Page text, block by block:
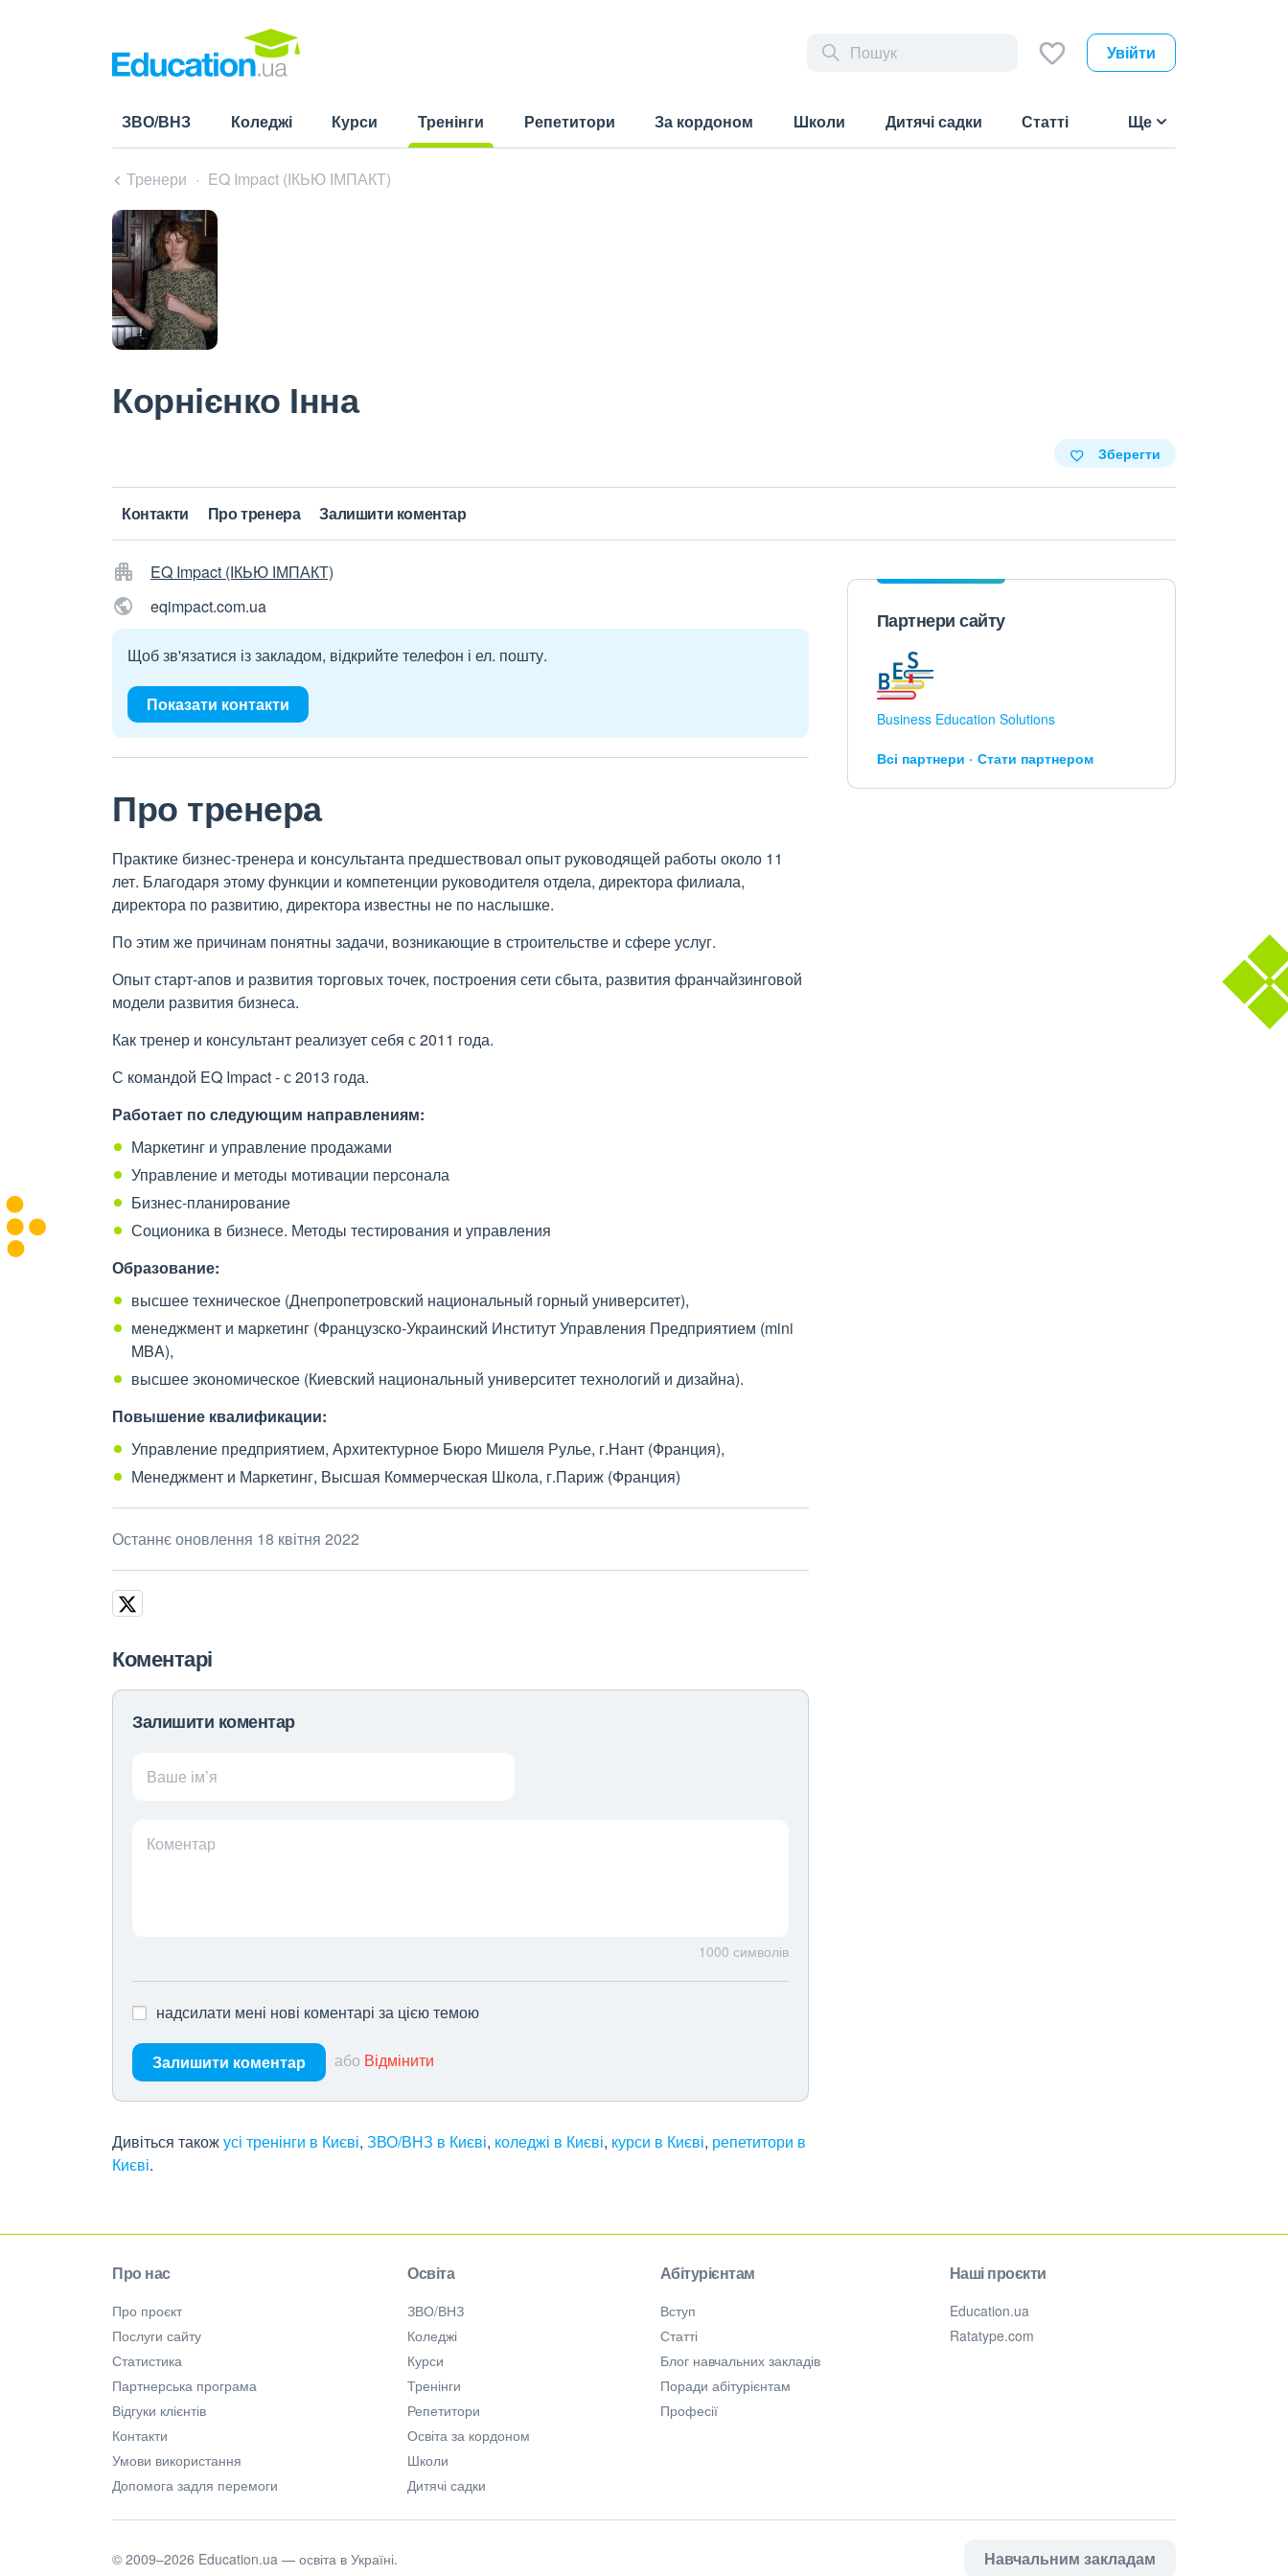
Увійти
ЗВО/ВНЗ Коледжі Курси
Тренінги
Репетитори За кордоном Школи Дитячі садки Статті Ще
Тренери EQ Impact (ІКЬЮ ІМПАКТ)
Корнієнко Інна
Зберегти
Контакти Про тренера Залишити коментар
EQ Impact (ІКЬЮ ІМПАКТ)
eqimpact.com.ua
Щоб зв'язатися із закладом, відкрийте телефон і ел. пошту.
Показати контакти
Про тренера
Практике бизнес-тренера и консультанта предшествовал опыт руководящей работы около 11
лет. Благодаря этому функции и компетенции руководителя отдела, директора филиала,
директора по развитию, директора известны не по наслышке.
По этим же причинам понятны задачи, возникающие в строительстве и сфере услуг.
Опыт старт-апов и развития торговых точек, построения сети сбыта, развития франчайзинговой
модели развития бизнеса.
Как тренер и консультант реализует себя с 2011 года.
С командой EQ Impact - с 2013 года.
Работает по следующим направлениям:
Маркетинг и управление продажами
Управление и методы мотивации персонала
Бизнес-планирование
Соционика в бизнесе. Методы тестирования и управления
Образование:
высшее техническое (Днепропетровский национальный горный университет),
менеджмент и маркетинг (Французско-Украинский Институт Управления Предприятием (mini
MBA),
высшее экономическое (Киевский национальный университет технологий и дизайна).
Повышение квалификации:
Управление предприятием, Архитектурное Бюро Мишеля Рулье, г.Нант (Франция),
Менеджмент и Маркетинг, Высшая Коммерческая Школа, г.Париж (Франция)
Останнє оновлення 18 квітня 2022
Коментарі
Залишити коментар
Ваше ім’я
Коментар
1000 символів
надсилати мені нові коментарі за цією темою
Залишити коментар або Відмінити
Дивіться такожусі тренінги в Києві, ЗВО/ВНЗ в Києві, коледжі в Києві, курси в Києві, репетитори в
Києві.
Партнери сайту
Business Education Solutions
Всі партнери Стати партнером
Про нас
Про проєкт
Послуги сайту
Статистика
Партнерська програма
Відгуки клієнтів
Контакти
Умови використання
Допомога задля перемоги
Освіта
ЗВО/ВНЗ
Коледжі
Курси
Тренінги
Репетитори
Освіта за кордоном
Школи
Дитячі садки
Абітурієнтам
Вступ
Статті
Блог навчальних закладів
Поради абітурієнтам
Професії
Наші проєкти
Education.ua
Ratatype.com
Навчальним закладам
© 2009–2026 Education.ua — освіта в Україні.